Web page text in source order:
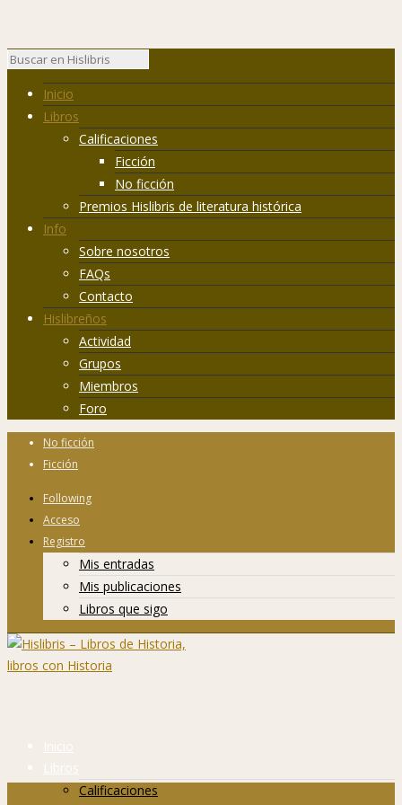
Inicio
Libros
Calificaciones
Ficción
No ficción
Premios Hislibris de literatura histórica
Info
Sobre nosotros
FAQs
Contacto
Hislibreños
Actividad
Grupos
Miembros
Foro
No ficción
Ficción
Following
Acceso
Registro
Mis entradas
Mis publicaciones
Libros que sigo
Inicio
Libros
Calificaciones